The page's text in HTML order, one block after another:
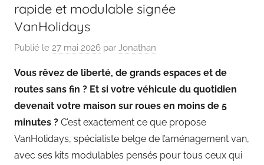
rapide et modulable signée
VanHolidays
Publié le 27 mai 2026 par Jonathan
Vous rêvez de liberté, de grands espaces et de
routes sans fin ? Et si votre véhicule du quotidien
devenait votre maison sur roues en moins de 5
minutes ? C’est exactement ce que propose
VanHolidays, spécialiste belge de l’aménagement van,
avec ses kits modulables pensés pour tous ceux qui